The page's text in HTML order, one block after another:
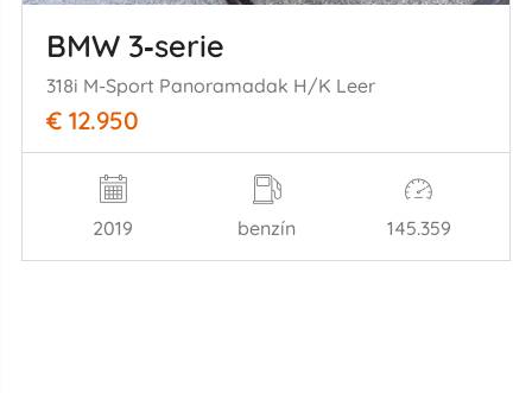
BMW 3‑serie
318i M-Sport Panoramadak H/K Leer
€ 12.950
2019 benzín 145.359